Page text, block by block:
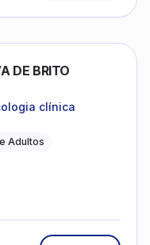
DE BRITO
clínica
Adultos